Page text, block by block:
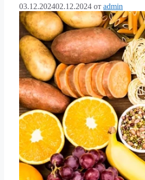
03.12.202402.12.2024 от admin